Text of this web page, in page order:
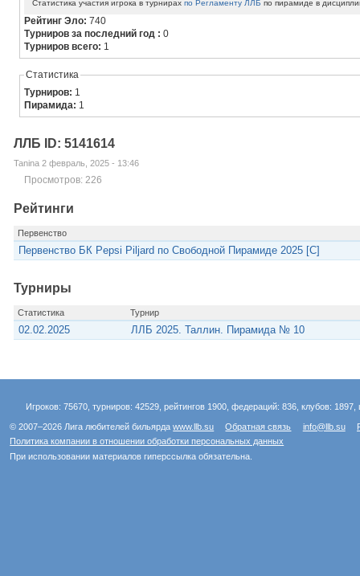
Статистика участия игрока в турнирахпо Регламенту ЛЛБ по пирамиде в
Рейтинг Эло:740
Турниров за последний год :0
Турниров всего: 1
Статистика
Турниров: 1
Пирамида: 1
ЛЛБ ID: 5141614
Tanina 2 февраль, 2025 - 13:46
Просмотров: 226
Рейтинги
Первенство
Первенство БК Pepsi Piljard по Свободной Пирамиде 2025 [С]
Турниры
Статистика Турнир
02.02.2025 ЛЛБ 2025. Таллин. Пирамида № 10
Игроков: 75670, турниров: 42529, рейтингов 1900, федераций: 836, клубов:
© 2007–2026 Лига любителей бильярдаwww.llb.su Обратная связь info@llb.su
Политика компании в отношении обработки персональных данных
При использовании материалов гиперссылка обязательна.